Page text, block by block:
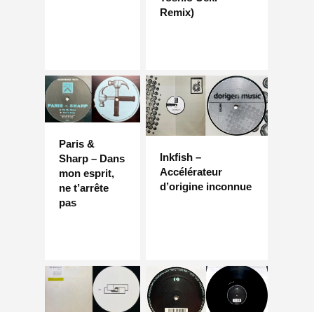
Remix)
Paris &
Sharp – Dans
mon esprit,
ne t’arrête
pas
Inkfish –
Accélérateur
d’origine inconnue